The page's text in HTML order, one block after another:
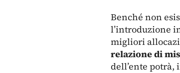
Benché non
l’introduzione
migliori
relazione di
dell’ente potrà,